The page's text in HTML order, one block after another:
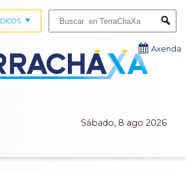
Sábado, 8 ago 2026
Axenda